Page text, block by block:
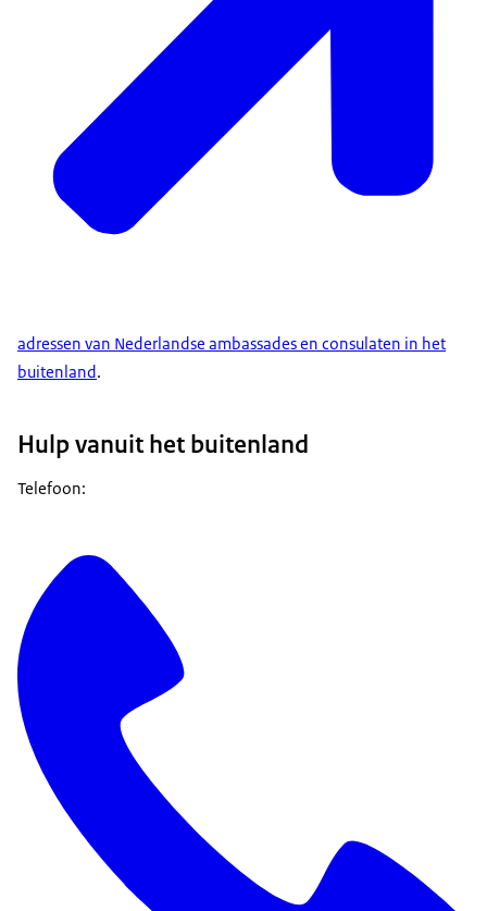
adressen van Nederlandse ambassades en consulaten in het
buitenland.
Hulp vanuit het buitenland
Telefoon: